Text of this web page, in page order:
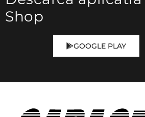
Shop
GOOGLE PLAY